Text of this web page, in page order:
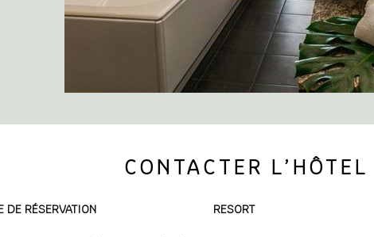
CONTACTER L’HÔTEL
DE RÉSERVATION RESORT